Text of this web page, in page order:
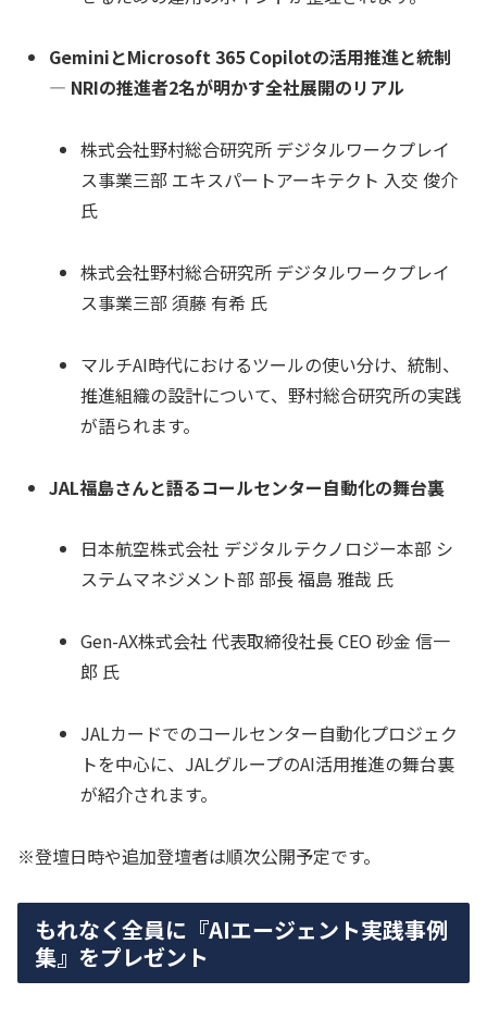
GeminiとMicrosoft 365 Copilotの活用推進と統制
― NRIの推進者2名が明かす全社展開のリアル
株式会社野村総合研究所 デジタルワークプレイ
ス事業三部 エキスパートアーキテクト 入交 俊介
氏
株式会社野村総合研究所 デジタルワークプレイ
ス事業三部 須藤 有希 氏
マルチAI時代におけるツールの使い分け、統制、
推進組織の設計について、野村総合研究所の実践
が語られます。
JAL福島さんと語るコールセンター自動化の舞台裏
日本航空株式会社 デジタルテクノロジー本部 シ
ステムマネジメント部 部長 福島 雅哉 氏
Gen-AX株式会社 代表取締役社長 CEO 砂金 信一
郎 氏
JALカードでのコールセンター自動化プロジェク
トを中心に、JALグループのAI活用推進の舞台裏
が紹介されます。
※登壇日時や追加登壇者は順次公開予定です。
もれなく全員に『AIエージェント実践事例
集』をプレゼント